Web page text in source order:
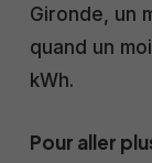
Gironde, un
quand un
kWh.
Pour aller